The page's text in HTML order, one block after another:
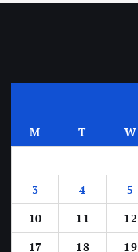
M T W
3
4 5
10
11 12
17
18 19